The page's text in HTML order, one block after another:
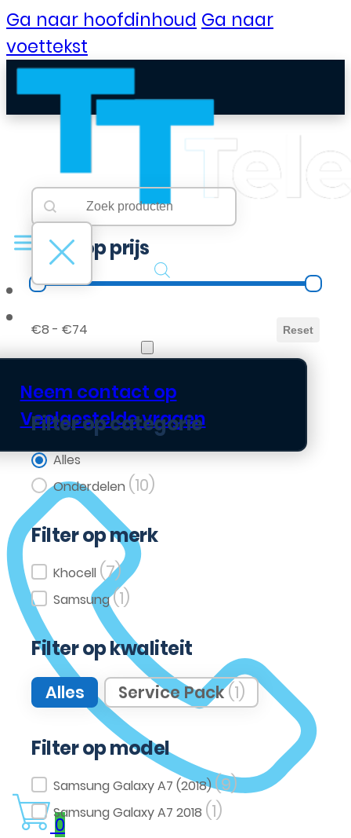
Ga naar hoofdinhoud Ga naar
voettekst
B2B Portaal
Neem contact op
Veelgestelde vragen
0
Searchbar
Search content
Filter op prijs
Filter op prijs
€8 - €74 Reset
Filter op categorie
Filter op categorie
Alles
Onderdelen (10)
Filter op merk
Filter op merk
Khocell (7)
Samsung(1)
Filter op kwaliteit
Filter op kwaliteit
Alles Service Pack(1)
Filter op model
Filter op model
Samsung Galaxy A7 (2018)(9)
Samsung Galaxy A7 2018 (1)